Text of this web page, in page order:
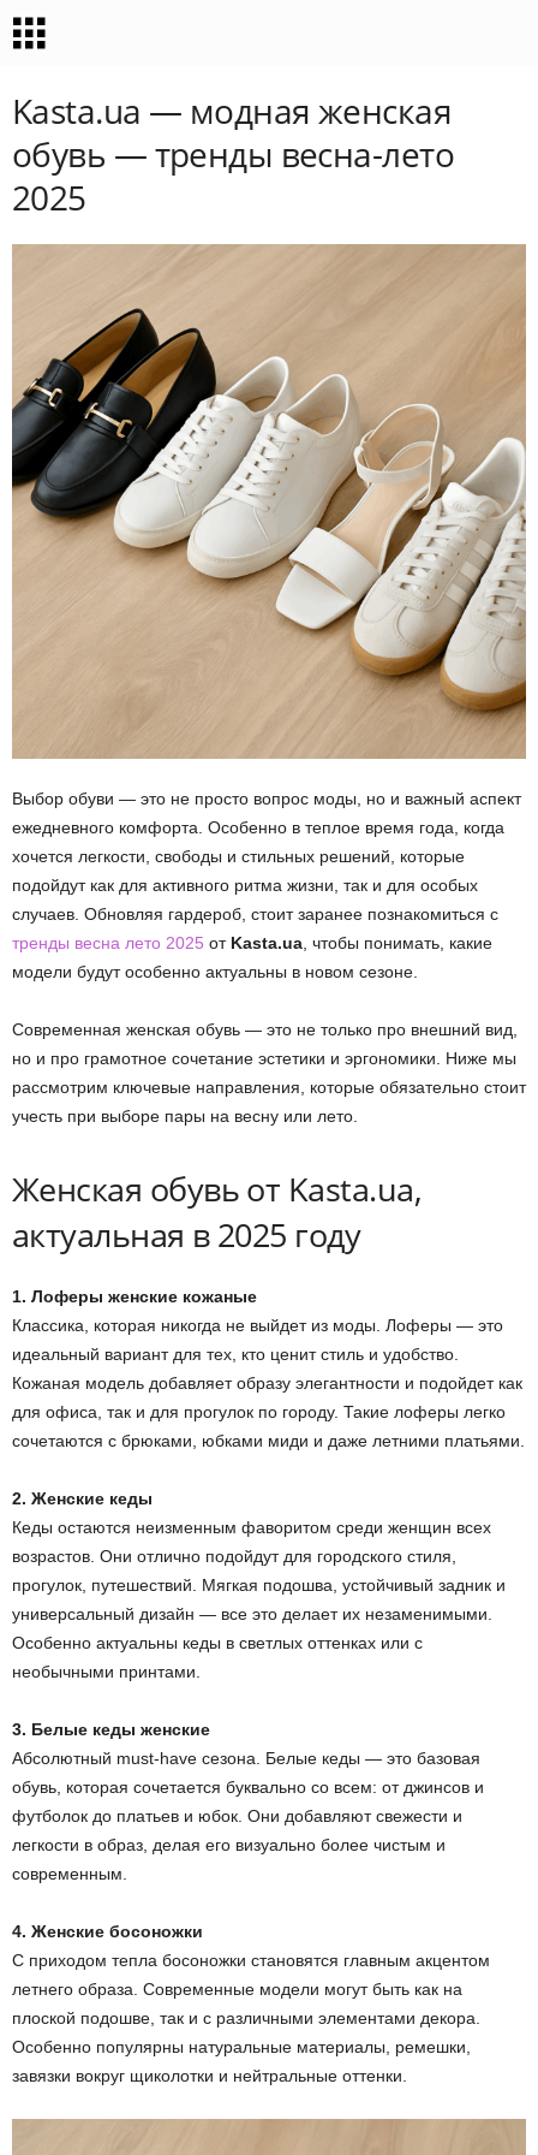
Kasta.ua — модная женская
обувь — тренды весна-лето
2025
Выбор обуви — это не просто вопрос моды, но и важный аспект
ежедневного комфорта. Особенно в теплое время года, когда
хочется легкости, свободы и стильных решений, которые
подойдут как для активного ритма жизни, так и для особых
случаев. Обновляя гардероб, стоит заранее познакомиться с
тренды весна лето 2025 от Kasta.ua , чтобы понимать, какие
модели будут особенно актуальны в новом сезоне.
Современная женская обувь — это не только про внешний вид,
но и про грамотное сочетание эстетики и эргономики. Ниже мы
рассмотрим ключевые направления, которые обязательно стоит
учесть при выборе пары на весну или лето.
Женская обувь от Kasta.ua,
актуальная в 2025 году
1. Лоферы женские кожаные
Классика, которая никогда не выйдет из моды. Лоферы — это
идеальный вариант для тех, кто ценит стиль и удобство.
Кожаная модель добавляет образу элегантности и подойдет как
для офиса, так и для прогулок по городу. Такие лоферы легко
сочетаются с брюками, юбками миди и даже летними платьями.
2. Женские кеды
Кеды остаются неизменным фаворитом среди женщин всех
возрастов. Они отлично подойдут для городского стиля,
прогулок, путешествий. Мягкая подошва, устойчивый задник и
универсальный дизайн — все это делает их незаменимыми.
Особенно актуальны кеды в светлых оттенках или с
необычными принтами.
3. Белые кеды женские
Абсолютный must-have сезона. Белые кеды — это базовая
обувь, которая сочетается буквально со всем: от джинсов и
футболок до платьев и юбок. Они добавляют свежести и
легкости в образ, делая его визуально более чистым и
современным.
4. Женские босоножки
С приходом тепла босоножки становятся главным акцентом
летнего образа. Современные модели могут быть как на
плоской подошве, так и с различными элементами декора.
Особенно популярны натуральные материалы, ремешки,
завязки вокруг щиколотки и нейтральные оттенки.